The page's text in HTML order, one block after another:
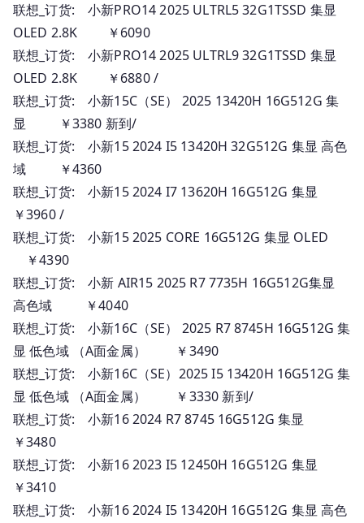
联想_订货: 小新PRO14 2025 ULTRL5 32G1TSSD 集显
OLED 2.8K ￥6090
联想_订货: 小新PRO14 2025 ULTRL9 32G1TSSD 集显
OLED 2.8K ￥6880 /
联想_订货: 小新15C（SE） 2025 13420H 16G512G 集
显 ￥3380 新到/
联想_订货: 小新15 2024 I5 13420H 32G512G 集显 高色
域 ￥4360
联想_订货: 小新15 2024 I7 13620H 16G512G 集显
￥3960 /
联想_订货: 小新15 2025 CORE 16G512G 集显 OLED
￥4390
联想_订货: 小新 AIR15 2025 R7 7735H 16G512G集显
高色域 ￥4040
联想_订货: 小新16C（SE） 2025 R7 8745H 16G512G 集
显 低色域 （A面金属） ￥3490
联想_订货: 小新16C（SE）2025 I5 13420H 16G512G 集
显 低色域 （A面金属） ￥3330 新到/
联想_订货: 小新16 2024 R7 8745 16G512G 集显
￥3480
联想_订货: 小新16 2023 I5 12450H 16G512G 集显
￥3410
联想_订货: 小新16 2024 I5 13420H 16G512G 集显 高色